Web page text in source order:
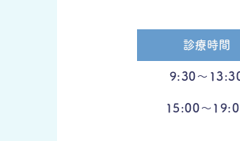
診療時間
9:30～
15:00〜